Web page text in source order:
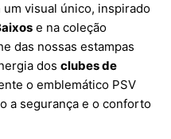
visual único, inspirado
e na coleção
das nossas estampas
dos clubes de
o emblemático PSV
a segurança e o conforto